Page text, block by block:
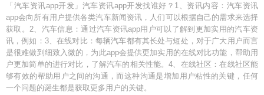
「汽车资讯app开发」汽车资讯app开发找谁好？1、资讯内容：汽车资讯
app会向所有用户提供各类汽车新闻资讯，人们可以根据自己的需求来选择
获取。2、汽车信息：通过汽车资讯app用户可以了解到更加实用的汽车资
讯，例如：3、在线对比：每辆汽车都有其长处与短处，对于广大用户而言
是很难做到细致入微的，为此app会提供更加实用的在线对比功能，帮助用
户更加简单的进行对比，了解汽车的相关性能。4、在线社区：在线社区能
够有效的帮助用户之间的沟通，而这种沟通是增加用户粘性的关键，任何
一个问题的诞生都是获取更多用户的关键。